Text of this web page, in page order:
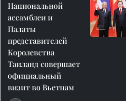
Национальной
ассамблеи и
Палаты
представителей
Королевства
Таиланд совершает
официальный
визит во Вьетнам